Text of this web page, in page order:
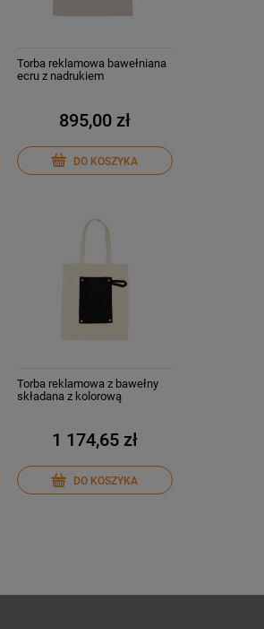
Torba reklamowa bawełniana
ecru z nadrukiem
895,00 zł
DO KOSZYKA
Torba reklamowa z bawełny
składana z kolorową
1 174,65 zł
DO KOSZYKA